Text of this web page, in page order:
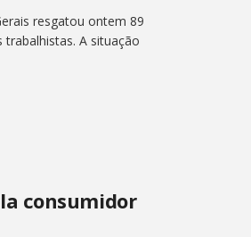
resgatou ontem 89
A situação
consumidor